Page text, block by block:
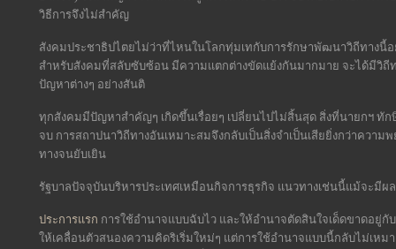
วิธีการจึงไม่สำคัญ
สังคมประชาธิปไตยไม่ว่าที่ไหนในโลกทุ่มเทกับการรักษาพัฒนาวิถีทางนี้อ
สำหรับสังคมที่สลับซับซ้อน มีความแตกต่างขัดแย้งกันมากมาย จะได้มีวิถี
ปัญหาต่างๆ อย่างสันติ
ทุกสังคมมีปัญหาสำคัญๆ เกิดขึ้นเรื่อยๆ เปลี่ยนไปไม่สิ้นสุด สิ่งที่นายกฯ ทั
จบ การสถาปนาวิถีทางอันเหมาะสมจึงกลับเป็นสิ่งจำเป็นเสียยิ่งกว่าควา
ทางจนยับเยิน
รัฐบาลปัจจุบันบริหารประเทศเหมือนกิจการธุรกิจ แนวทางเช่นนี้แม้จะมี
ประการแรก การใช้อำนาจแบบฉับไว และให้อำนาจตัดสินใจเด็ดขาดอยู่
ให้เคลื่อนตัวสนองความคิดริเริ่มใหม่ๆ แต่การใช้อำนาจแบบนี้กลับไม่เห